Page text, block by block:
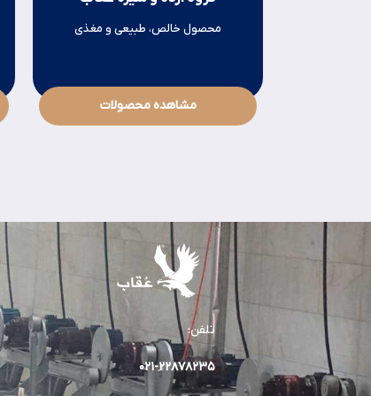
محصول خالص، طبیعی و مغذی
مشاهده محصولات
تلفن:
۰۲۱-۲۲۸۷۸۲٣۵